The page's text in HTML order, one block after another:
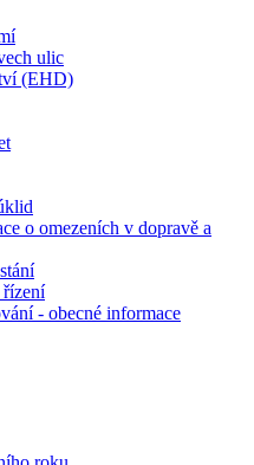
ulic
(EHD)
o omezeních v dopravě a
- obecné informace